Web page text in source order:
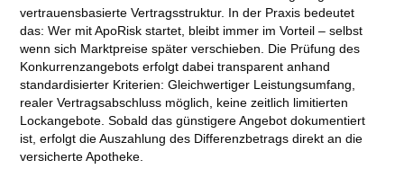
vertrauensbasierte Vertragsstruktur. In der Praxis bedeutet
das: Wer mit ApoRisk startet, bleibt immer im Vorteil – selbst
wenn sich Marktpreise später verschieben. Die Prüfung des
Konkurrenzangebots erfolgt dabei transparent anhand
standardisierter Kriterien: Gleichwertiger Leistungsumfang,
realer Vertragsabschluss möglich, keine zeitlich limitierten
Lockangebote. Sobald das günstigere Angebot dokumentiert
ist, erfolgt die Auszahlung des Differenzbetrags direkt an die
versicherte Apotheke.